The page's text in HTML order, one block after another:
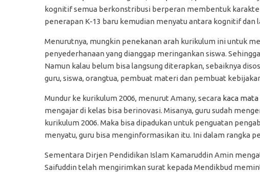
kognitif semua berkonstribusi berperan membentuk
penerapan K-13 baru kemudian menyatu antara kognitif dan
Menurutnya, mungkin penekanan arah kurikulum ini untuk
penyederhanaan yang dianggap meringankan siswa.
Namun kalau belum bisa langsung diterapkan, sebaiknya
guru, siswa, orangtua, pembuat materi dan pembuat
Mundur ke kurikulum 2006, menurut Amany, secara kaca
mengajar di kelas bisa berinovasi. Misanya, guru sudah
kurikulum 2006. Maka bisa dipadukan untuk penguatan
menyatu, guru bisa menginformasikan itu. Ini dalam rangka
Sementara Dirjen Pendidikan Islam Kamaruddin Amin
Saifuddin telah mengirimkan surat kepada Mendikbud